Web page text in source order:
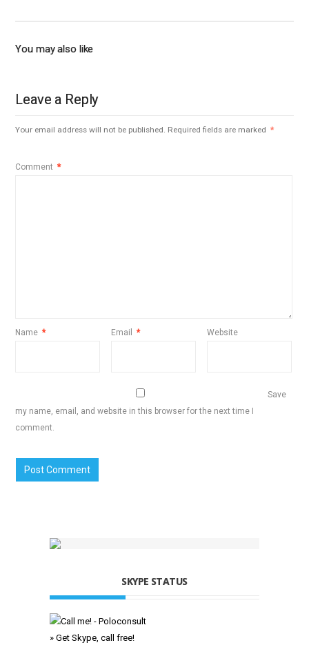
You may also like
Leave a Reply
Your email address will not be published. Required fields are marked *
Comment *
Name * Email * Website
Save
my name, email, and website in this browser for the next time I
comment.
SKYPE STATUS
» Get Skype, call free!